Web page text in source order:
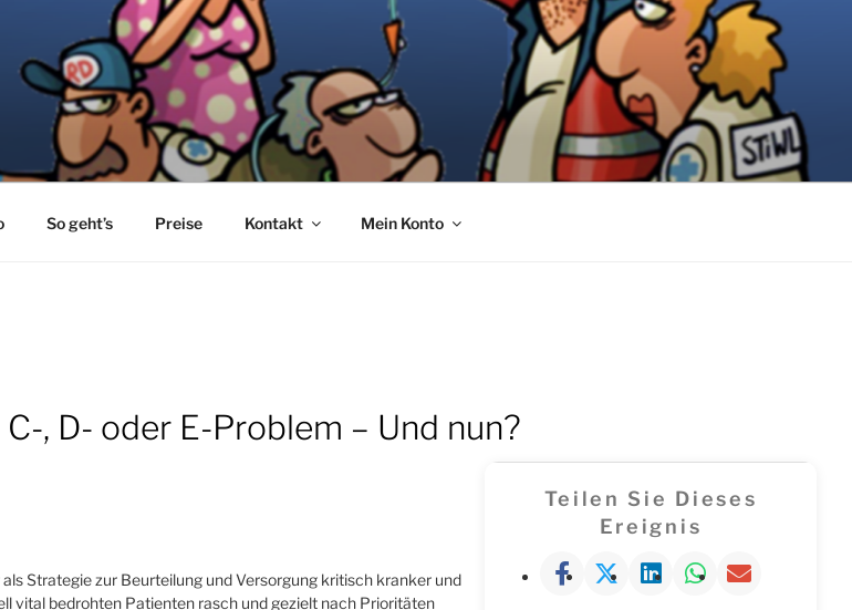
So geht’s Preise Kontakt Mein Konto
, D- oder E-Problem – Und nun?
Strategie zur Beurteilung und Versorgung kritisch kranker und
vital bedrohten Patienten rasch und gezielt nach Prioritäten
Teilen Sie Dieses
Ereignis